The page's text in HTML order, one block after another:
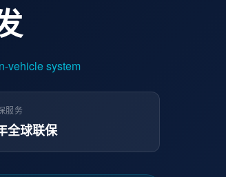
vehicle system
服务
全球联保